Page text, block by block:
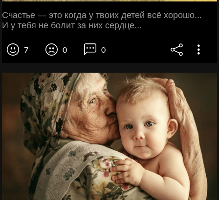
Счастье — это когда у твоих детей всё хорошо...
И у тебя не болит за них сердце...
7 0 0